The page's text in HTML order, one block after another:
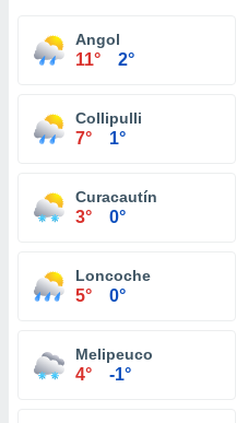
Angol
11° 2°
Collipulli
7° 1°
Curacautín
3° 0°
Loncoche
5° 0°
Melipeuco
4° -1°